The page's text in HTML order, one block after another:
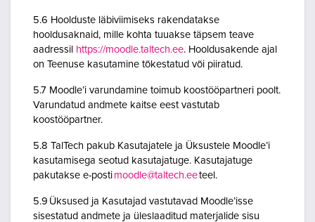
5.6 Hoolduste läbiviimiseks rakendatakse
hooldusaknaid, mille kohta tuuakse täpsem teave
aadressil https://moodle.taltech.ee. Hooldusakende ajal
on Teenuse kasutamine tõkestatud või piiratud.
5.7 Moodle’i varundamine toimub koostööpartneri poolt.
Varundatud andmete kaitse eest vastutab
koostööpartner.
5.8 TalTech pakub Kasutajatele ja Üksustele Moodle’i
kasutamisega seotud kasutajatuge. Kasutajatuge
pakutakse e-posti moodle@taltech.eeteel.
5.9 Üksused ja Kasutajad vastutavad Moodle’isse
sisestatud andmete ja üleslaaditud materjalide sisu